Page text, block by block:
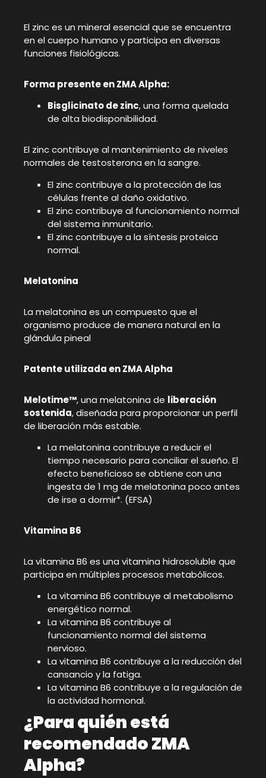
El zinc es un mineral esencial que se encuentra
en el cuerpo humano y participa en diversas
funciones fisiológicas.
Forma presente en ZMA Alpha:
Bisglicinato de zinc, una forma quelada
de alta biodisponibilidad.
El zinc contribuye al mantenimiento de niveles
normales de testosterona en la sangre.
El zinc contribuye a la protección de las
células frente al daño oxidativo.
El zinc contribuye al funcionamiento normal
del sistema inmunitario.
El zinc contribuye a la síntesis proteica
normal.
Melatonina
La melatonina es un compuesto que el
organismo produce de manera natural en la
glándula pineal
Patente utilizada en ZMA Alpha
Melotime™, una melatonina de liberación
sostenida, diseñada para proporcionar un perfil
de liberación más estable.
La melatonina contribuye a reducir el
tiempo necesario para conciliar el sueño. El
efecto beneficioso se obtiene con una
ingesta de 1 mg de melatonina poco antes
de irse a dormir*. (EFSA)
Vitamina B6
La vitamina B6 es una vitamina hidrosoluble que
participa en múltiples procesos metabólicos.
La vitamina B6 contribuye al metabolismo
energético normal.
La vitamina B6 contribuye al
funcionamiento normal del sistema
nervioso.
La vitamina B6 contribuye a la reducción del
cansancio y la fatiga.
La vitamina B6 contribuye a la regulación de
la actividad hormonal.
¿Para quién está
recomendado ZMA
Alpha?